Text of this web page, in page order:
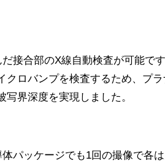
接合部のX線自動検査が可能です
ロバンプを検査するため、プ
界深度を実現しました。
パッケージでも1回の撮像で各